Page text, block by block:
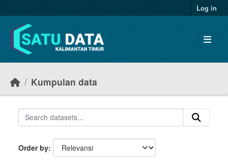
Log in
Kumpulan data
Order by